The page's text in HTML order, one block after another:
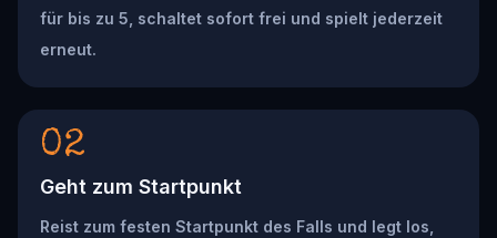
für bis zu 5, schaltet sofort frei und spielt jederzeit
erneut.
02
Geht zum Startpunkt
Reist zum festen Startpunkt des Falls und legt los,